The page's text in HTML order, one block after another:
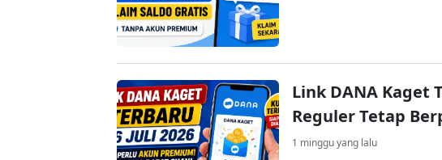
Link DANA Kaget
Reguler Tetap
1 minggu yang lalu